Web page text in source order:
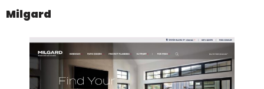
Milgard